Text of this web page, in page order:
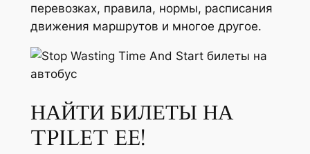
перевозках, правила, нормы, расписания
движения маршрутов и многое другое.
НАЙТИ БИЛЕТЫ НА
TPILET EE!